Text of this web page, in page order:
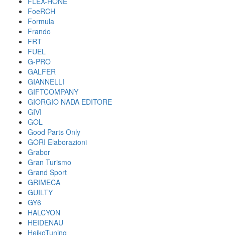
FoeRCH
Formula
Frando
FRT
FUEL
G-PRO
GALFER
GIANNELLI
GIFTCOMPANY
GIORGIO NADA EDITORE
GIVI
GOL
Good Parts Only
GORI Elaborazioni
Grabor
Gran Turismo
Grand Sport
GRIMECA
GUILTY
GY6
HALCYON
HEIDENAU
HeikoTuning